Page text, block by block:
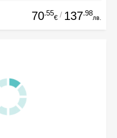
70.55
€ / 137.98
лв.